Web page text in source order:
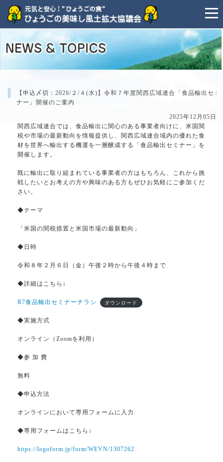
【申込〆切：2026/２/４(水)】令和７年度関西広域連合「食品輸出セミ
ナー」開催のご案内
2025年12月05日
関西広域連合では、食品輸出に関心のある事業者向けに、米国関
税や市場の最新動向を情報提供し、関西広域連合域内の優れた食
材を世界へ輸出する機運を一層醸成する「食品輸出セミナー」を
開催します。
既に輸出に取り組まれている事業者の方はもちろん、これから挑
戦したいとお考えの方や興味のある方もぜひお気軽にご参加くだ
さい。
◆テーマ
「米国の関税措置と米国市場の最新動向」
◆日時
令和８年２月６日（金）午後２時から午後４時まで
◆詳細はこちら↓
R7食品輸出セミナーチラシ ダウンロード
◆実施方式
オンライン（Zoomを利用）
◆参 加 費
無料
◆申込方法
オンラインにおいて専用フォームに入力
◆専用フォームはこちら↓
https://logoform.jp/form/WEVN/1307262